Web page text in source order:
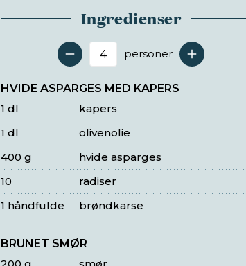
Ingredienser
Antal serveringer
personer
HVIDE ASPARGES MED KAPERS
kapers
1 dl
olivenolie
1 dl
hvide asparges
400 g
radiser
10
brøndkarse
1 håndfulde
BRUNET SMØR